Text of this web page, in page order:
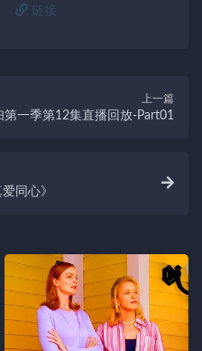
链接
上一篇
第一季第12集直播回放-Part01
同心》